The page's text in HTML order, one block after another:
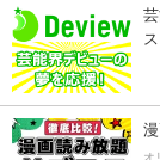
オ